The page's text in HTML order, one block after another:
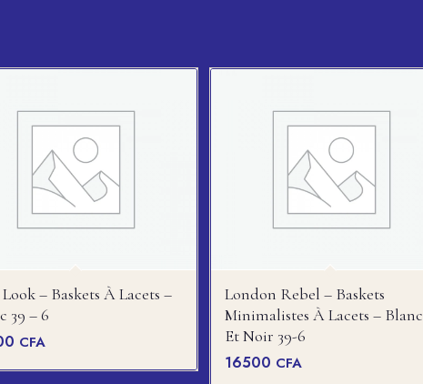
– Baskets À Lacets –
39 – 6
CFA
London Rebel – Baskets
Minimalistes À Lacets – Blanc
Et Noir 39-6
16500 CFA